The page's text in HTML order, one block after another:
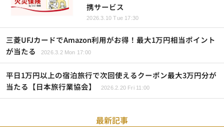
携サービス
2026.3.10 Tue 17:30
三菱UFJカードでAmazon利用がお得！最大1万円相当ポイント
が当たる
2026.3.2 Mon 17:00
平日1万円以上の宿泊旅行で次回使えるクーポン最大3万円分が
当たる【日本旅行業協会】
2026.2.20 Fri 11:00
最新記事